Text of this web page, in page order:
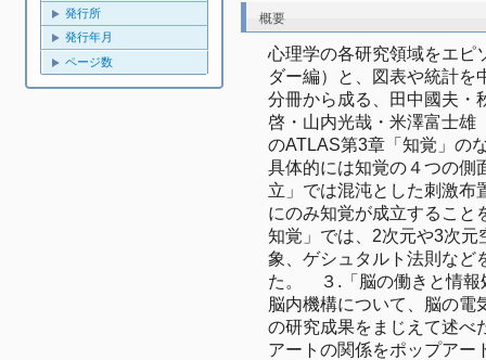
発行所
発行年月
ページ数
概要
心理学の各研究領域をエピ
ダー編）と、図表や統計を
分冊から成る、田中國夫・
啓・山内光哉・米澤富士雄
のATLAS第3章「知覚」
具体的には知覚の４つの側
立」では混沌とした刺激布
にのみ知覚が成立すること
知覚」では、2次元や3次
象、ゲシュタルト法則など
た。　３.「脳の働きと情
脳内機構について、脳の電
の研究成果をまじえて述べ
アートの関係をポップアー